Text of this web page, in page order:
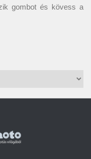
gombot és kövess a